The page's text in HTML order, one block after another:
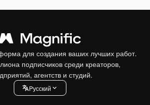
для создания ваших лучших работ.
подписчиков среди креаторов,
агентств и студий.
Pусский